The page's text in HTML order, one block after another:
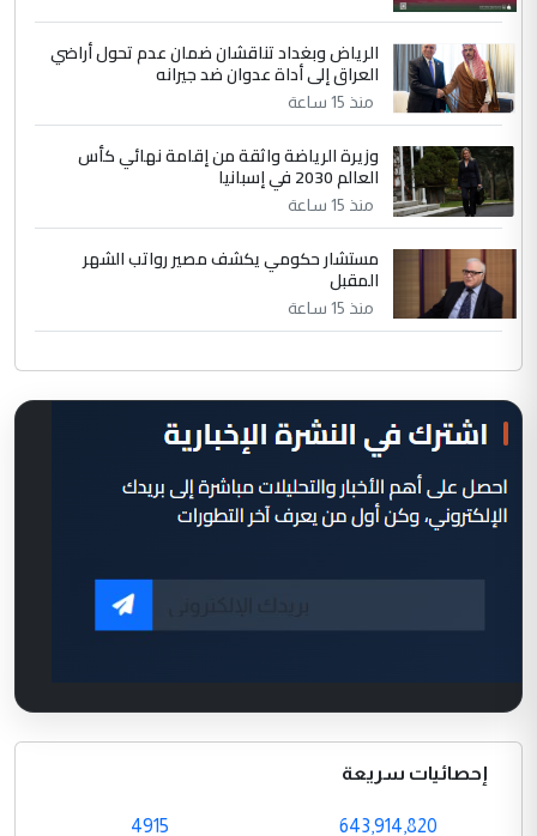
الرياض وبغداد تناقشان ضمان عدم تحول أراضي
العراق إلى أداة عدوان ضد جيرانه
منذ 15 ساعة
وزيرة الرياضة واثقة من إقامة نهائي كأس
العالم 2030 في إسبانيا
منذ 15 ساعة
مستشار حكومي يكشف مصير رواتب الشهر
المقبل
منذ 15 ساعة
إحصائيات سريعة
643,914,820
4915